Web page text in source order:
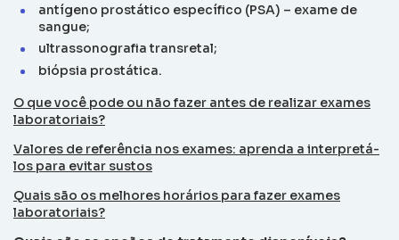
antígeno prostático específico (PSA) – exame de
sangue;
ultrassonografia transretal;
biópsia prostática.
O que você pode ou não fazer antes de realizar exames
laboratoriais?
Valores de referência nos exames: aprenda a interpretá-
los para evitar sustos
Quais são os melhores horários para fazer exames
laboratoriais?